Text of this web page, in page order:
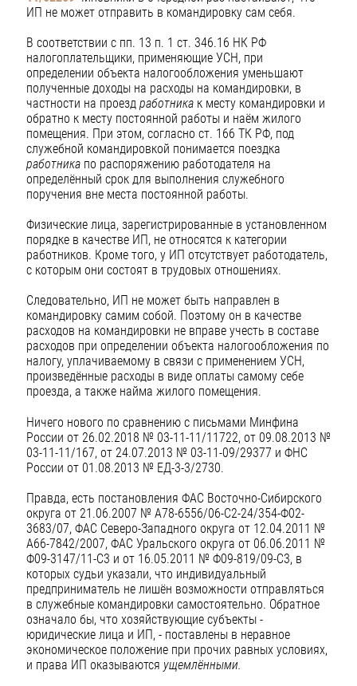
ИП не может отправить в командировку сам себя.
В соответствии с пп. 13 п. 1 ст. 346.16 НК РФ
налогоплательщики, применяющие УСН, при
определении объекта налогообложения уменьшают
полученные доходы на расходы на командировки, в
частности на проезд работника к месту командировки и
обратно к месту постоянной работы и наём жилого
помещения. При этом, согласно ст. 166 ТК РФ, под
служебной командировкой понимается поездка
работника по распоряжению работодателя на
определённый срок для выполнения служебного
поручения вне места постоянной работы.
Физические лица, зарегистрированные в установленном
порядке в качестве ИП, не относятся к категории
работников. Кроме того, у ИП отсутствует работодатель,
с которым они состоят в трудовых отношениях.
Следовательно, ИП не может быть направлен в
командировку самим собой. Поэтому он в качестве
расходов на командировки не вправе учесть в составе
расходов при определении объекта налогообложения по
налогу, уплачиваемому в связи с применением УСН,
произведённые расходы в виде оплаты самому себе
проезда, а также найма жилого помещения.
Ничего нового по сравнению с письмами Минфина
России от 26.02.2018 № 03-11-11/11722, от 09.08.2013 №
03-11-11/167, от 24.07.2013 № 03-11-09/29377 и ФНС
России от 01.08.2013 № ЕД-3-3/2730.
Правда, есть постановления ФАС Восточно-Сибирского
округа от 21.06.2007 № А78-6556/06-С2-24/354-Ф02-
3683/07, ФАС Северо-Западного округа от 12.04.2011 №
А66-7842/2007, ФАС Уральского округа от 06.06.2011 №
Ф09-3147/11-С3 и от 16.05.2011 № Ф09-819/09-С3, в
которых судьи указали, что индивидуальный
предприниматель не лишён возможности отправляться
в служебные командировки самостоятельно. Обратное
означало бы, что хозяйствующие субъекты -
юридические лица и ИП, - поставлены в неравное
экономическое положение при прочих равных условиях,
и права ИП оказываются ущемлёнными.